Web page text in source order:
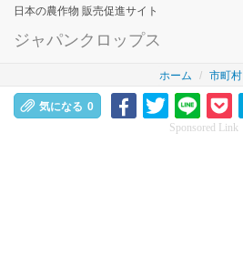
日本の農作物 販売促進サイト
ジャパンクロップス
ホーム 市町村
気になる 0
Sponsored Link